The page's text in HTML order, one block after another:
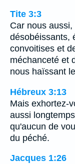
Tite 3:3
Car nous
désobéissants,
convoitises et
méchanceté et
nous haïssant
Hébreux 3:13
Mais exhortez-
aussi
qu'aucun de
du péché.
Jacques 1:26